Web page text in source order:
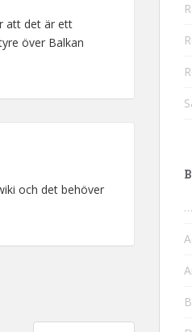
att det är ett
över Balkan
och det behöver